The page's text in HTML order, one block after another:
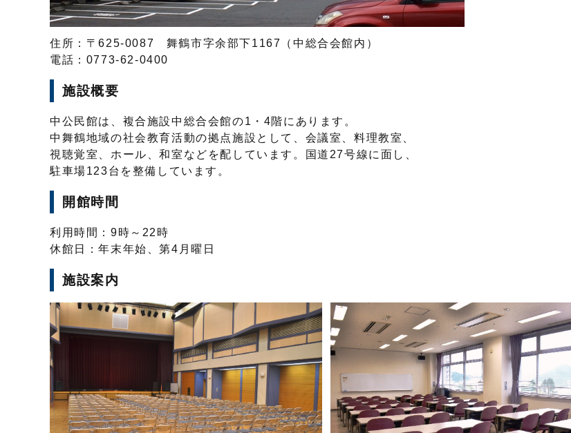
住所：〒625-0087 舞鶴市字余部下1167（中総合会館内）
電話：0773-62-0400
施設概要
中公民館は、複合施設中総合会館の1・4階にあります。
中舞鶴地域の社会教育活動の拠点施設として、会議室、料理教室、
視聴覚室、ホール、和室などを配しています。国道27号線に面し、
駐車場123台を整備しています。
開館時間
利用時間：9時～22時
休館日：年末年始、第4月曜日
施設案内